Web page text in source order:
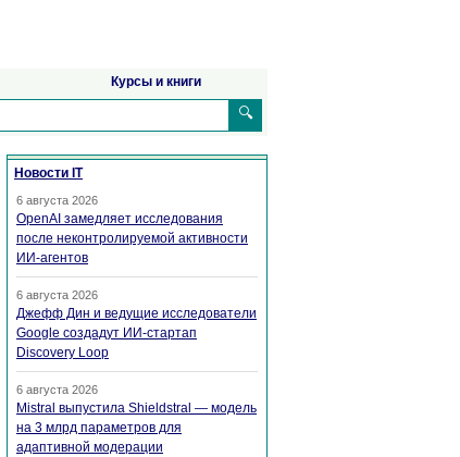
Курсы и книги
🔍
Новости IT
6 августа 2026
OpenAI замедляет исследования
после неконтролируемой активности
ИИ-агентов
6 августа 2026
Джефф Дин и ведущие исследователи
Google создадут ИИ-стартап
Discovery Loop
6 августа 2026
Mistral выпустила Shieldstral — модель
на 3 млрд параметров для
адаптивной модерации